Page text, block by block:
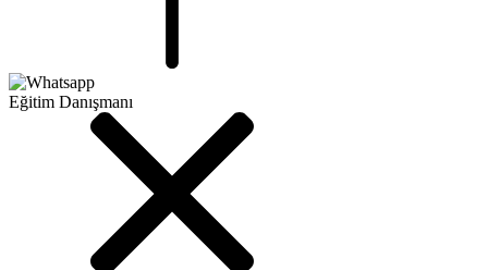
Eğitim Danışmanı